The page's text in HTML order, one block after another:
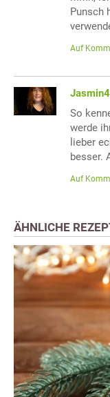
Punsch
Auf
So
werde
lieber
besser.
Auf
ÄHNLICHE